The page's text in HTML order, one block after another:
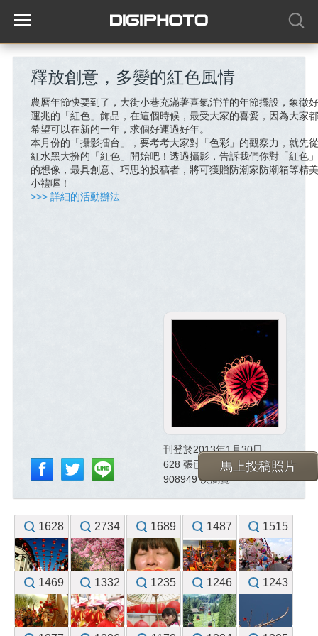
釋放創意，多變的紅色風情
農曆年節快要到了，大街小巷充滿著喜氣洋洋的年節擺設，象徵
運兆的「紅色」飾品，在這個時候，最受大家的喜愛，因為大家
希望可以在新的一年，求個好運過好年。
本月份的「攝影擂台」，要考考大家對「色彩」的觀察力，就先
紅水黑大扮的「紅色」開始吧！透過攝影，告訴我們你對「紅色
的想像，最具創意、巧思的投稿者，將可獲贈防潮家防潮箱等精
小禮喔！
>>> 詳細的活動辦法
馬上投稿照片
刊登於2013年1月30日
628 張已投稿照片
908949 次瀏覽
1628 2734 1689 1487 1515
1469 1332 1235 1246 1243